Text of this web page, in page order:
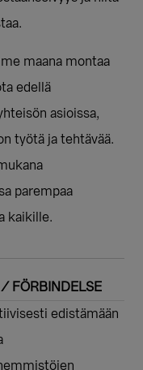
maana montaa
edellä
asioissa,
työtä ja tehtävää.
parempaa
kaikille.
FÖRBINDELSE
edistämään